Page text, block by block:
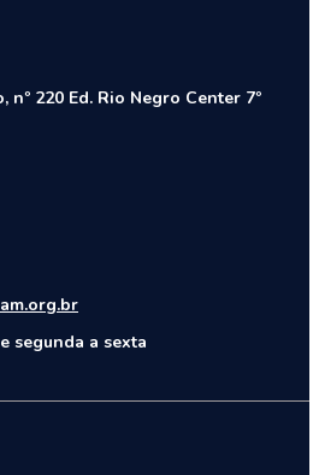
nº 220 Ed. Rio Negro Center 7º
segunda a sexta